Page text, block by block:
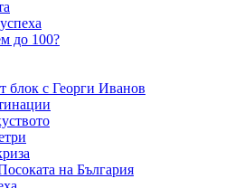
до 100?
блок с Георги Иванов
на България